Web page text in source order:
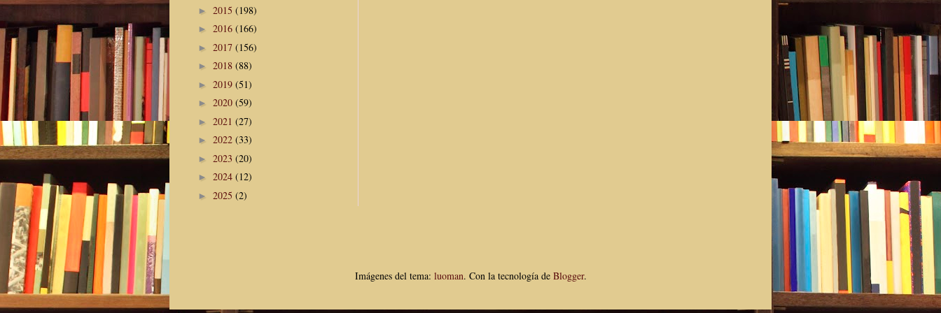
► 2015 (198)
► 2016 (166)
► 2017 (156)
► 2018 (88)
► 2019 (51)
► 2020 (59)
► 2021 (27)
► 2022 (33)
► 2023 (20)
► 2024 (12)
► 2025 (2)
Imágenes del tema: luoman. Con la tecnología de Blogger.